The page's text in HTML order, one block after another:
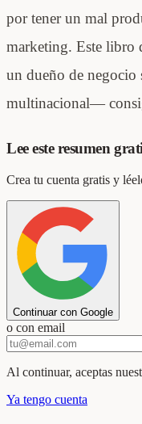
por tener un mal
marketing. Este libro
un dueño de
multinacional—
Lee este resumen
Crea tu cuenta gratis y
Continuar con Google
o con email
Al continuar, aceptas
Ya tengo cuenta